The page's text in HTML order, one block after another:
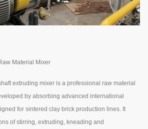
Material Mixer
extruding mixer is a professional raw material
by absorbing advanced international
for sintered clay brick production lines. It
of stirring, extruding, kneading and